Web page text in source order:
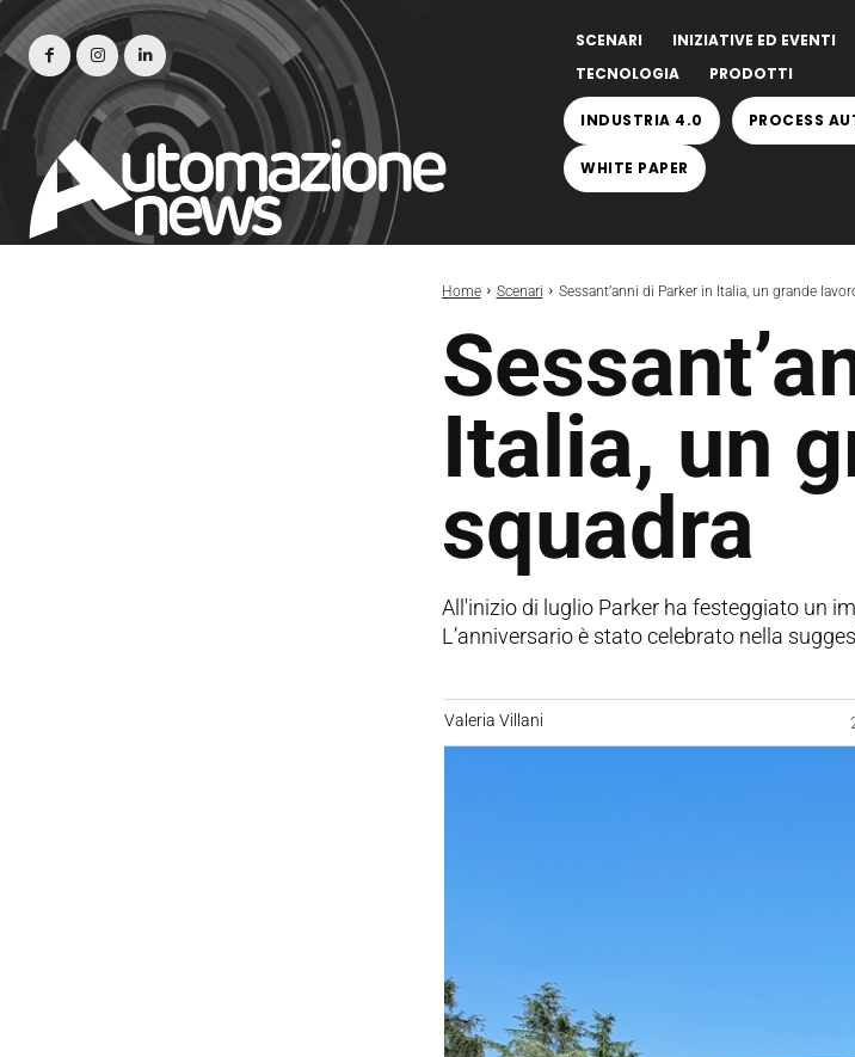
SCENARI INIZIATIVE ED EVENTI
TECNOLOGIA
PRODOTTI
INDUSTRIA 4.0 PROCESS
WHITE PAPER
Home Scenari Sessant’anni di Parker in Italia, un grande
Italia, un
squadra
All'inizio di luglio Parker ha festeggiato un
L’anniversario è stato celebrato nella
Valeria Villani